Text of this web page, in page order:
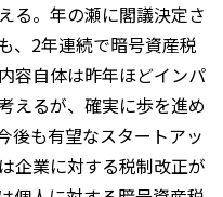
る。年の瀬に閣議決定さ
、2年連続で暗号資産税
容自体は昨年ほどインパ
えるが、確実に歩を進め
後も有望なスタートアッ
企業に対する税制改正が